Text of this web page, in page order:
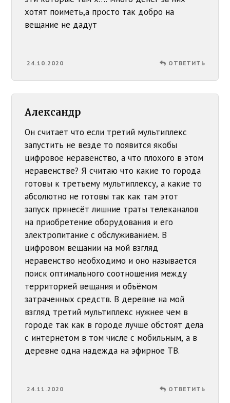
хотят поиметь,а просто так добро на
вещание не дадут
24.10.2020 ОТВЕТИТЬ
Александр
Он считает что если третий мультиплекс
запустить не везде то появится якобы
цифровое неравенство, а что плохого в этом
неравенстве? Я считаю что какие то города
готовы к третьему мультиплексу, а какие то
абсолютно не готовы так как там этот
запуск принесёт лишние траты телеканалов
на приобретение оборудования и его
электропитание с обслуживанием. В
цифровом вещании на мой взгляд
неравенство необходимо и оно называется
поиск оптимального соотношения между
территорией вещания и объёмом
затраченных средств. В деревне на мой
взгляд третий мультиплекс нужнее чем в
городе так как в городе лучше обстоят дела
с интернетом в том числе с мобильным, а в
деревне одна надежда на эфирное ТВ.
24.11.2020 ОТВЕТИТЬ